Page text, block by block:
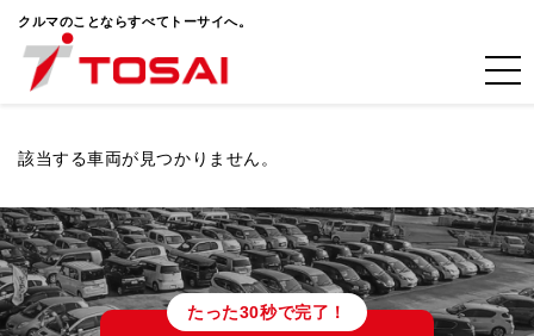
クルマのことならすべてトーサイへ。
該当する車両が見つかりません。
たった30秒で完了！